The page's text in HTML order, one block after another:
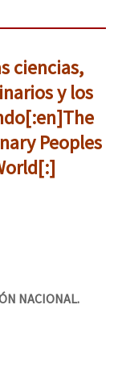
ciencias,
y los
Peoples
NACIONAL.